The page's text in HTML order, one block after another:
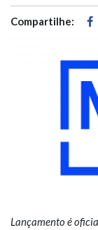
Compartilhe:
Lançamento é